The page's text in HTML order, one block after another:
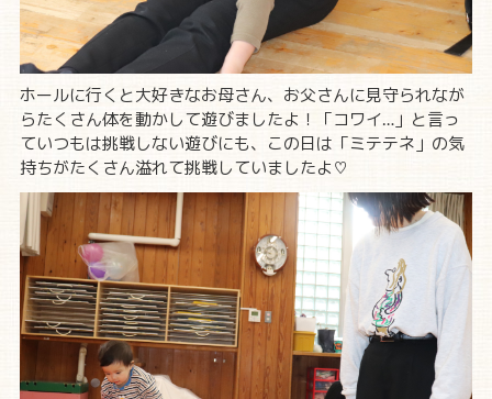
ホールに行くと大好きなお母さん、お父さんに見守られなが
らたくさん体を動かして遊びましたよ！「コワイ…」と言っ
ていつもは挑戦しない遊びにも、この日は「ミテテネ」の気
持ちがたくさん溢れて挑戦していましたよ♡